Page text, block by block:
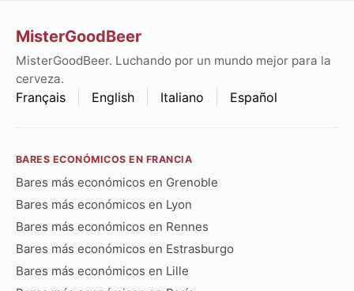
MisterGoodBeer
MisterGoodBeer. Luchando por un mundo mejor para la
cerveza.
Français English Italiano Español
BARES ECONÓMICOS EN FRANCIA
Bares más económicos en Grenoble
Bares más económicos en Lyon
Bares más económicos en Rennes
Bares más económicos en Estrasburgo
Bares más económicos en Lille